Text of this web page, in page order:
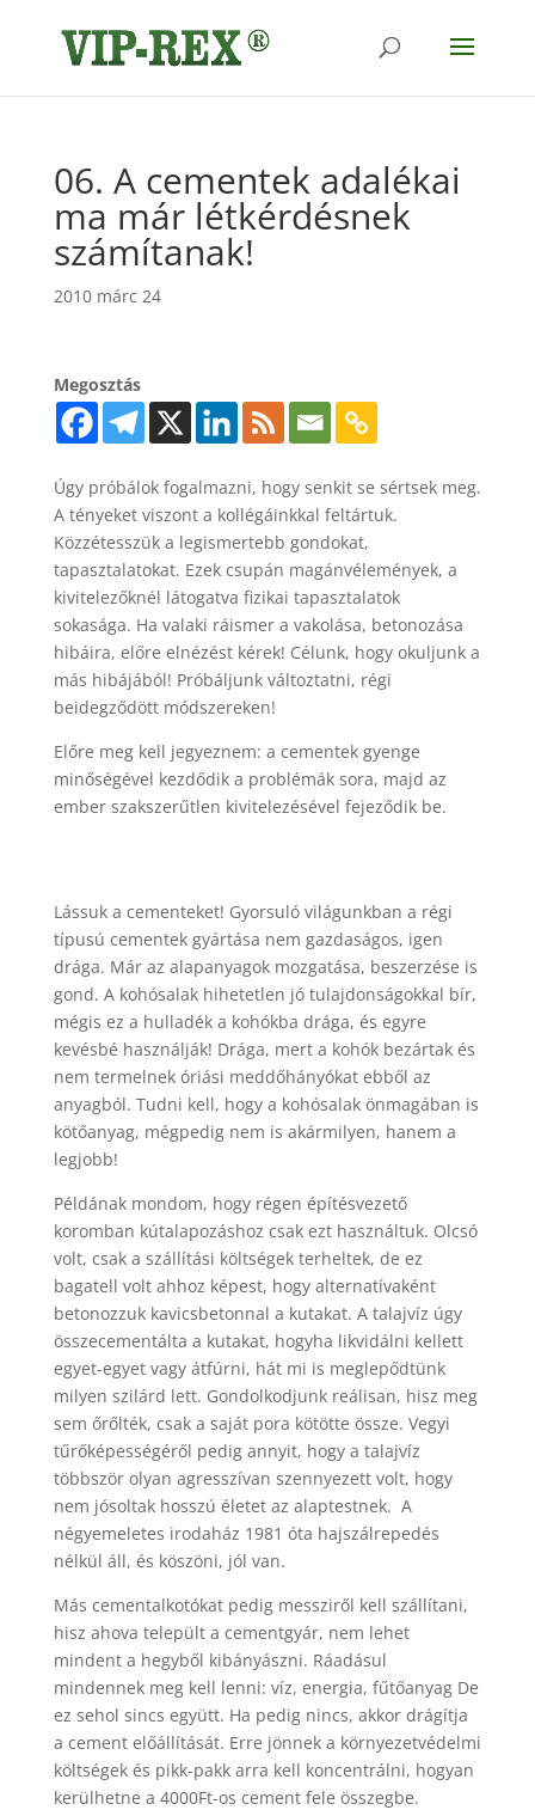
06. A cementek adalékai
ma már létkérdésnek
számítanak!
2010 márc 24
Megosztás
Úgy próbálok fogalmazni, hogy senkit se sértsek meg.
A tényeket viszont a kollégáinkkal feltártuk.
Közzétesszük a legismertebb gondokat,
tapasztalatokat. Ezek csupán magánvélemények, a
kivitelezőknél látogatva fizikai tapasztalatok
sokasága. Ha valaki ráismer a vakolása, betonozása
hibáira, előre elnézést kérek! Célunk, hogy okuljunk a
más hibájából! Próbáljunk változtatni, régi
beidegződött módszereken!
Előre meg kell jegyeznem: a cementek gyenge
minőségével kezdődik a problémák sora, majd az
ember szakszerűtlen kivitelezésével fejeződik be.
Lássuk a cementeket! Gyorsuló világunkban a régi
típusú cementek gyártása nem gazdaságos, igen
drága. Már az alapanyagok mozgatása, beszerzése is
gond. A kohósalak hihetetlen jó tulajdonságokkal bír,
mégis ez a hulladék a kohókba drága, és egyre
kevésbé használják! Drága, mert a kohók bezártak és
nem termelnek óriási meddőhányókat ebből az
anyagból. Tudni kell, hogy a kohósalak önmagában is
kötőanyag, mégpedig nem is akármilyen, hanem a
legjobb!
Példának mondom, hogy régen építésvezető
koromban kútalapozáshoz csak ezt használtuk. Olcsó
volt, csak a szállítási költségek terheltek, de ez
bagatell volt ahhoz képest, hogy alternatívaként
betonozzuk kavicsbetonnal a kutakat. A talajvíz úgy
összecementálta a kutakat, hogyha likvidálni kellett
egyet-egyet vagy átfúrni, hát mi is meglepődtünk
milyen szilárd lett. Gondolkodjunk reálisan, hisz meg
sem őrőlték, csak a saját pora kötötte össze. Vegyi
tűrőképességéről pedig annyit, hogy a talajvíz
többször olyan agresszívan szennyezett volt, hogy
nem jósoltak hosszú életet az alaptestnek. A
négyemeletes irodaház 1981 óta hajszálrepedés
nélkül áll, és köszöni, jól van.
Más cementalkotókat pedig messziről kell szállítani,
hisz ahova települt a cementgyár, nem lehet
mindent a hegyből kibányászni. Ráadásul
mindennek meg kell lenni: víz, energia, fűtőanyag De
ez sehol sincs együtt. Ha pedig nincs, akkor drágítja
a cement előállítását. Erre jönnek a környezetvédelmi
költségek és pikk-pakk arra kell koncentrálni, hogyan
kerülhetne a 4000Ft-os cement fele összegbe.